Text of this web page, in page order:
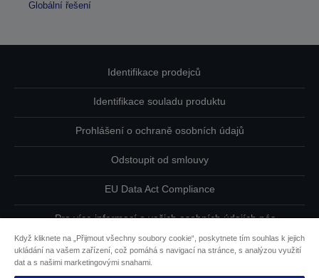
Globální řešení
Identifikace prodejců
Identifikace souladu produktu
Prohlášení o ochraně osobních údajů
Odstoupit od smlouvy
EU Data Act Compliance
Pro více informací o vašich osobních údajích nás
Informace o souborech cookie
Když kliknete na „Přijmout všechny soubory cookie“, poskytnete tím souhlas k jejich
ukládání na vašem zařízení, což pomáhá s navigací na stránce, s analýzou využití
dat a s našimi marketingovými snahami.